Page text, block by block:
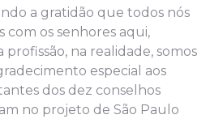
a gratidão que todos nós
com os senhores aqui,
na realidade, somos
especial aos
dos dez conselhos
no projeto de São Paulo